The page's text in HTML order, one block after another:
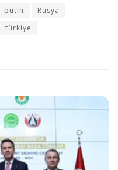
putin
Rusya
türkiye